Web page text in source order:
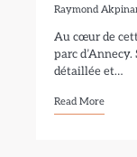
Raymond
Au cœur de
parc
détaillée et…
Read More